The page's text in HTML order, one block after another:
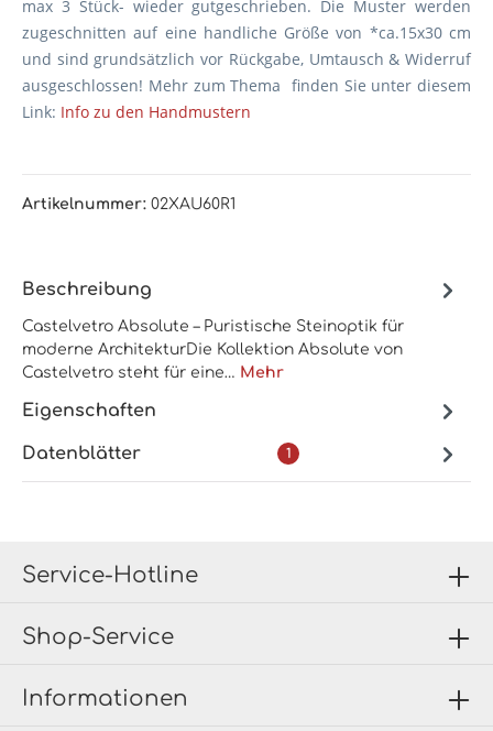
max 3 Stück- wieder gutgeschrieben. Die Muster werden
zugeschnitten auf eine handliche Größe von *ca.15x30 cm
und sind grundsätzlich vor Rückgabe, Umtausch & Widerruf
ausgeschlossen! Mehr zum Thema finden Sie unter diesem
Link: Info zu den Handmustern
Artikelnummer: 02XAU60R1
Beschreibung
Castelvetro Absolute – Puristische Steinoptik für
moderne ArchitekturDie Kollektion Absolute von
Castelvetro steht für eine… Mehr
Eigenschaften
Datenblätter 1
Service-Hotline
Shop-Service
Informationen